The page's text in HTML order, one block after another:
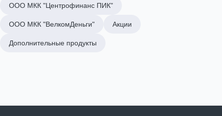
ООО МКК "Центрофинанс ПИК"
ООО МКК "ВелкомДеньги" Акции
Дополнительные продукты
сайта,
согласие
обработку